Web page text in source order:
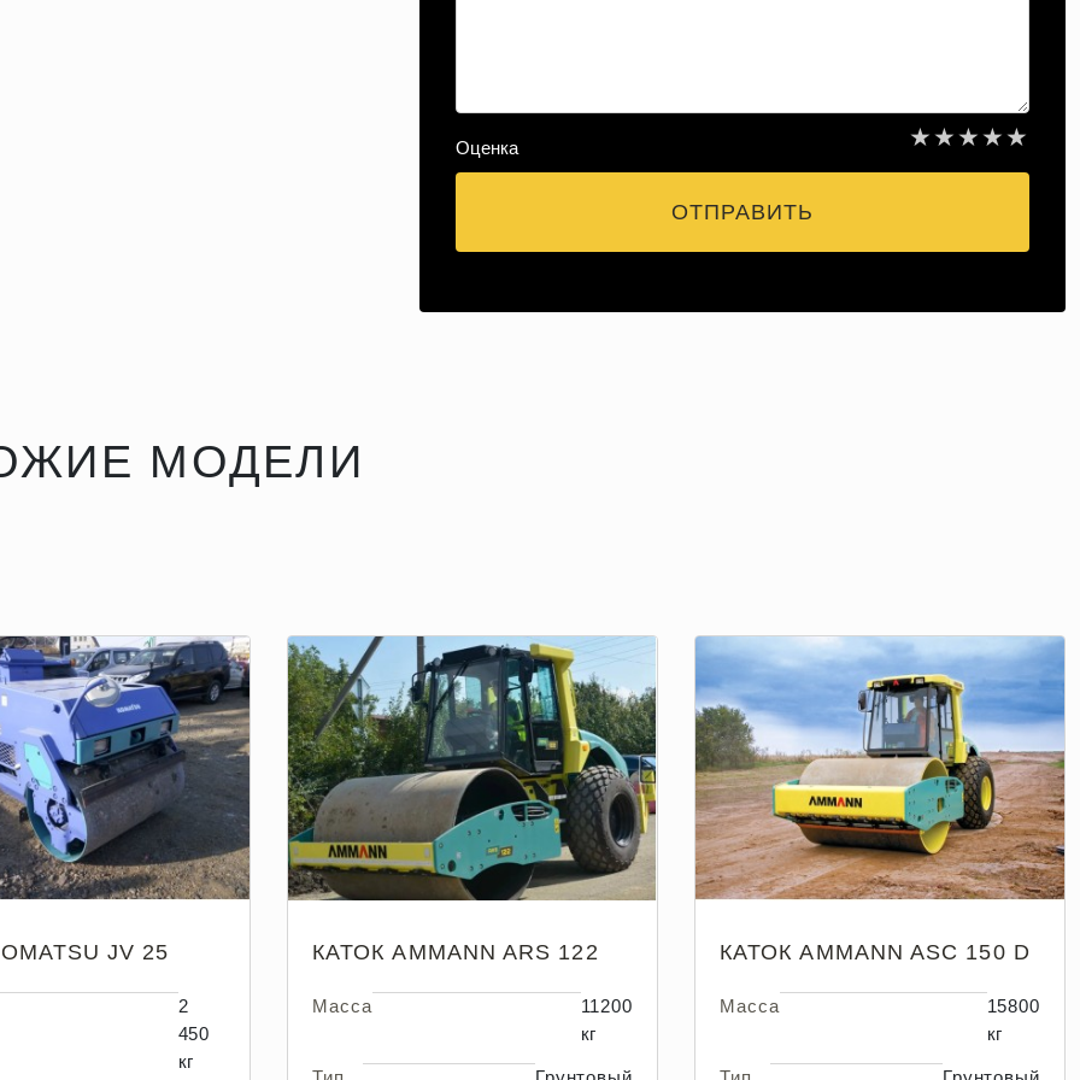
Оценка ★
★
★
★
★
ОТПРАВИТЬ
МОДЕЛИ
JV 25
2
450
кг
КАТОК AMMANN ARS 122
Масса
11200
кг
КАТОК AMMANN ASC 150 D
Масса
15800
кг